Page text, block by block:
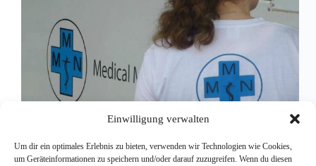
Einwilligung verwalten
Um dir ein optimales Erlebnis zu bieten, verwenden wir Technologien wie Cookies,
um Geräteinformationen zu speichern und/oder darauf zuzugreifen. Wenn du diesen